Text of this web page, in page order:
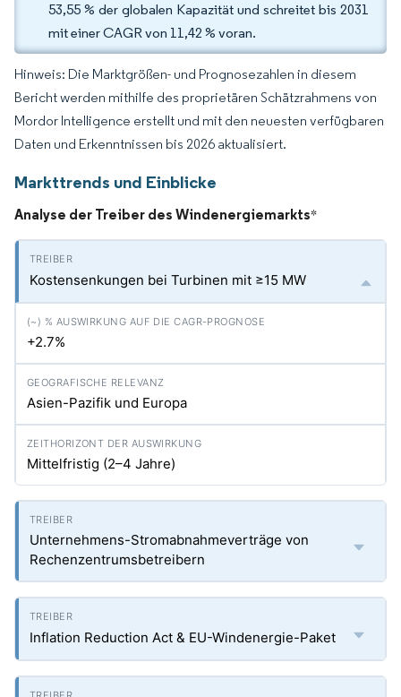
53,55 % der globalen Kapazität und schreitet bis 2031
mit einer CAGR von 11,42 % voran.
Hinweis: Die Marktgrößen- und Prognosezahlen in diesem
Bericht werden mithilfe des proprietären Schätzrahmens von
Mordor Intelligence erstellt und mit den neuesten verfügbaren
Daten und Erkenntnissen bis 2026 aktualisiert.
Markttrends und Einblicke
Analyse der Treiber des Windenergiemarkts*
Kostensenkungen bei Turbinen mit ≥15 MW
+2.7%
Asien-Pazifik und Europa
Mittelfristig (2–4 Jahre)
Unternehmens-Stromabnahmeverträge von
Rechenzentrumsbetreibern
Inflation Reduction Act & EU-Windenergie-Paket